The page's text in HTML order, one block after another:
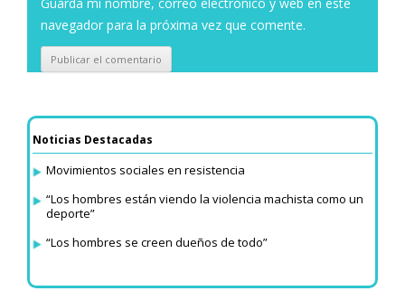
navegador para la próxima vez que comente.
Noticias Destacadas
Movimientos sociales en resistencia
“Los hombres están viendo la violencia machista como un
deporte”
“Los hombres se creen dueños de todo”